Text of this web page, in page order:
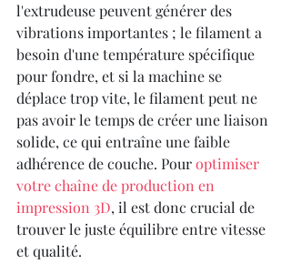
l'extrudeuse peuvent générer des
vibrations importantes ; le filament a
besoin d'une température spécifique
pour fondre, et si la machine se
déplace trop vite, le filament peut ne
pas avoir le temps de créer une liaison
solide, ce qui entraîne une faible
adhérence de couche. Pour optimiser
votre chaîne de production en
impression 3D, il est donc crucial de
trouver le juste équilibre entre vitesse
et qualité.